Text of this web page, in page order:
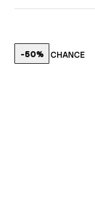
LETZTE CHANCE
-50%